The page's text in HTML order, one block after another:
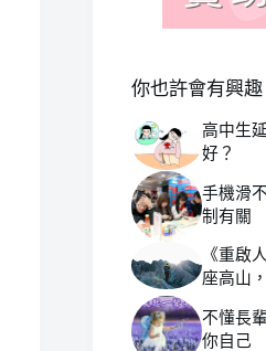
你也許會有興趣
高中生
好？
手機滑
制有關
《重啟
座高山
不懂長
你自己